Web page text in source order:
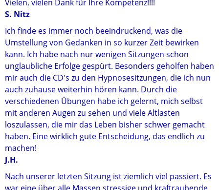
Vielen, vielen Dank für Ihre Kompetenz!!!!
S. Nitz
Ich finde es immer noch beeindruckend, was die
Umstellung von Gedanken in so kurzer Zeit bewirken
kann. Ich habe nach nur wenigen Sitzungen schon
unglaubliche Erfolge gespürt. Besonders geholfen haben
mir auch die CD's zu den Hypnosesitzungen, die ich nun
auch zuhause weiterhin hören kann. Durch die
verschiedenen Übungen habe ich gelernt, mich selbst
mit anderen Augen zu sehen und viele Altlasten
loszulassen, die mir das Leben bisher schwer gemacht
haben. Eine wirklich gute Entscheidung, das endlich zu
machen!
J.H.
Nach unserer letzten Sitzung ist ziemlich viel passiert. Es